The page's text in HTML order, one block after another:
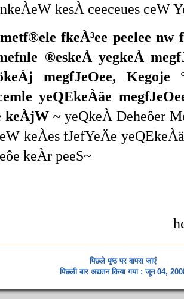
kesÀ ceeceues ceW
fkeÀ³ee peelee nw
®eskeÀ yegkeÀ
megfJeOee,
yeQEkeÀäe
keÀjW ~yeQkeÀ Deheôer
keÀes fJefYeÄe
keÀr peeS~
पिछले पृष्ठ पर वापस जाएं
पिछली बार अद्यतन किया गया : जून 04,